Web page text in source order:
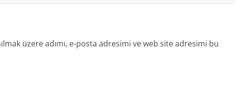
üzere adımı, e-posta adresimi ve web site adresimi bu